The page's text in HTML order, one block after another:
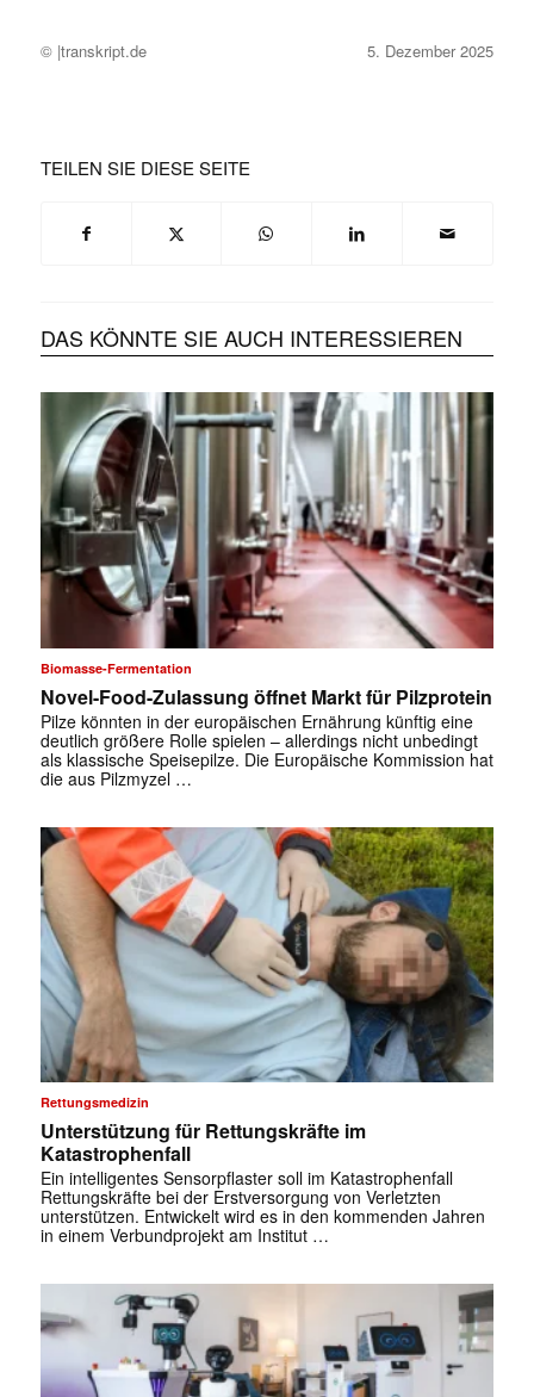
© |transkript.de 5. Dezember 2025
TEILEN SIE DIESE SEITE
DAS KÖNNTE SIE AUCH INTERESSIEREN
Biomasse-Fermentation
Novel-Food-Zulassung öffnet Markt für Pilzprotein
Pilze könnten in der europäischen Ernährung künftig eine
deutlich größere Rolle spielen – allerdings nicht unbedingt
als klassische Speisepilze. Die Europäische Kommission hat
die aus Pilzmyzel …
Rettungsmedizin
Unterstützung für Rettungskräfte im
Katastrophenfall
Ein intelligentes Sensorpflaster soll im Katastrophenfall
Rettungskräfte bei der Erstversorgung von Verletzten
unterstützen. Entwickelt wird es in den kommenden Jahren
in einem Verbundprojekt am Institut …